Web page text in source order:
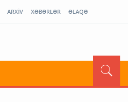
ARXİV XƏBƏRLƏR ƏLAQƏ